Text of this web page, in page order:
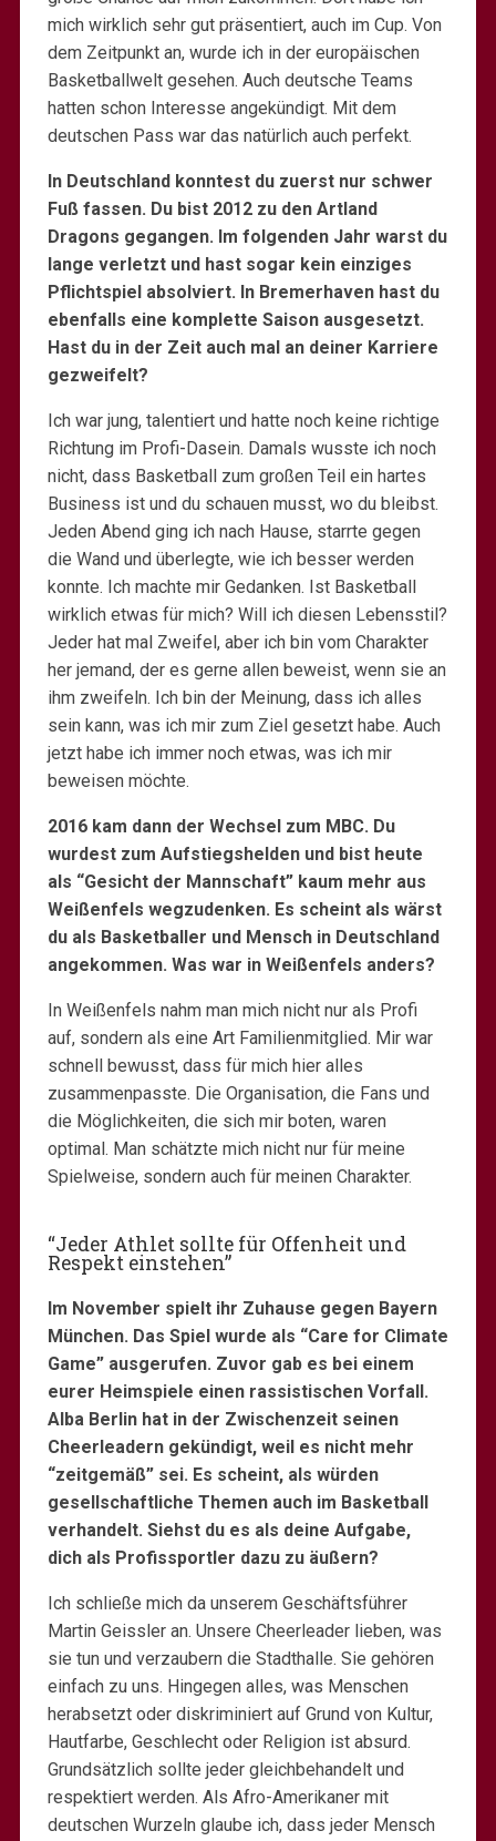
mich wirklich sehr gut präsentiert, auch im Cup. Von
dem Zeitpunkt an, wurde ich in der europäischen
Basketballwelt gesehen. Auch deutsche Teams
hatten schon Interesse angekündigt. Mit dem
deutschen Pass war das natürlich auch perfekt.
In Deutschland konntest du zuerst nur schwer
Fuß fassen. Du bist 2012 zu den Artland
Dragons gegangen. Im folgenden Jahr warst du
lange verletzt und hast sogar kein einziges
Pflichtspiel absolviert. In Bremerhaven hast du
ebenfalls eine komplette Saison ausgesetzt.
Hast du in der Zeit auch mal an deiner Karriere
gezweifelt?
Ich war jung, talentiert und hatte noch keine richtige
Richtung im Profi-Dasein. Damals wusste ich noch
nicht, dass Basketball zum großen Teil ein hartes
Business ist und du schauen musst, wo du bleibst.
Jeden Abend ging ich nach Hause, starrte gegen
die Wand und überlegte, wie ich besser werden
konnte. Ich machte mir Gedanken. Ist Basketball
wirklich etwas für mich? Will ich diesen Lebensstil?
Jeder hat mal Zweifel, aber ich bin vom Charakter
her jemand, der es gerne allen beweist, wenn sie an
ihm zweifeln. Ich bin der Meinung, dass ich alles
sein kann, was ich mir zum Ziel gesetzt habe. Auch
jetzt habe ich immer noch etwas, was ich mir
beweisen möchte.
2016 kam dann der Wechsel zum MBC. Du
wurdest zum Aufstiegshelden und bist heute
als “Gesicht der Mannschaft” kaum mehr aus
Weißenfels wegzudenken. Es scheint als wärst
du als Basketballer und Mensch in Deutschland
angekommen. Was war in Weißenfels anders?
In Weißenfels nahm man mich nicht nur als Profi
auf, sondern als eine Art Familienmitglied. Mir war
schnell bewusst, dass für mich hier alles
zusammenpasste. Die Organisation, die Fans und
die Möglichkeiten, die sich mir boten, waren
optimal. Man schätzte mich nicht nur für meine
Spielweise, sondern auch für meinen Charakter.
“Jeder Athlet sollte für Offenheit und
Respekt einstehen”
Im November spielt ihr Zuhause gegen Bayern
München. Das Spiel wurde als “Care for Climate
Game” ausgerufen. Zuvor gab es bei einem
eurer Heimspiele einen rassistischen Vorfall.
Alba Berlin hat in der Zwischenzeit seinen
Cheerleadern gekündigt, weil es nicht mehr
“zeitgemäß” sei. Es scheint, als würden
gesellschaftliche Themen auch im Basketball
verhandelt. Siehst du es als deine Aufgabe,
dich als Profissportler dazu zu äußern?
Ich schließe mich da unserem Geschäftsführer
Martin Geissler an. Unsere Cheerleader lieben, was
sie tun und verzaubern die Stadthalle. Sie gehören
einfach zu uns. Hingegen alles, was Menschen
herabsetzt oder diskriminiert auf Grund von Kultur,
Hautfarbe, Geschlecht oder Religion ist absurd.
Grundsätzlich sollte jeder gleichbehandelt und
respektiert werden. Als Afro-Amerikaner mit
deutschen Wurzeln glaube ich, dass jeder Mensch